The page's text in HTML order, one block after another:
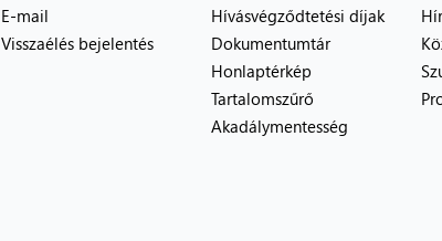
E-mail
Visszaélés bejelentés
Hívásvégződtetési díjak
Dokumentumtár
Honlaptérkép
Tartalomszűrő
Akadálymentesség